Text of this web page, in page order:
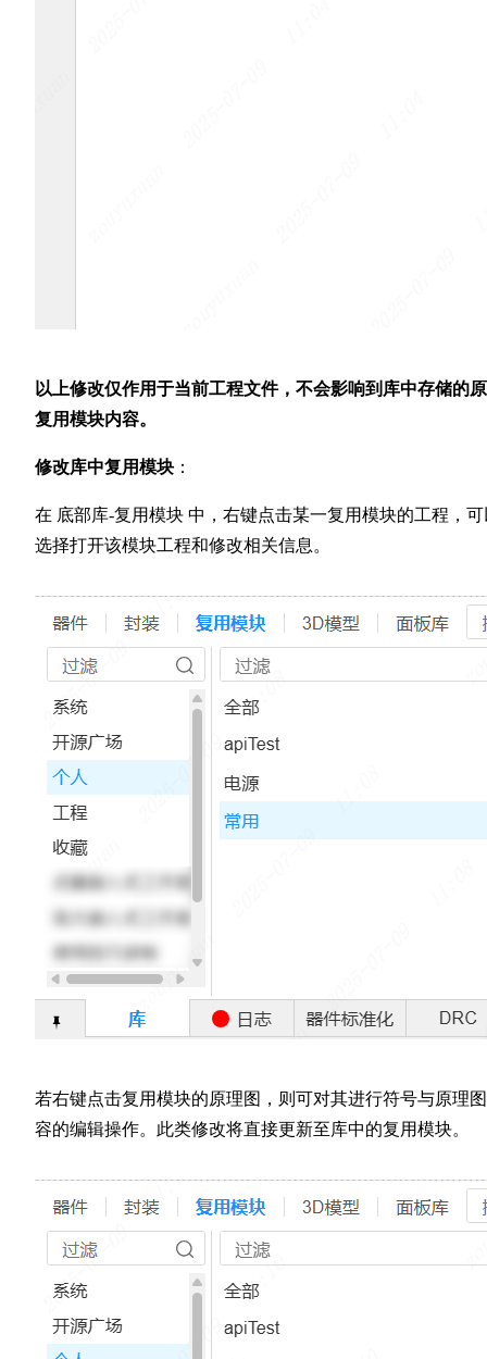
以上修改仅作用于当前工程文件，不会影响到库中存储的
复用模块内容。
修改库中复用模块 ：
在 底部库-复用模块 中，右键点击某一复用模块的工程，可
选择打开该模块工程和修改相关信息。
若右键点击复用模块的原理图，则可对其进行符号与原理
容的编辑操作。此类修改将直接更新至库中的复用模块。